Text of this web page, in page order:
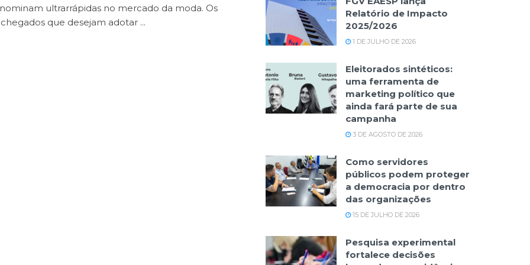
ultrarrápidas no mercado da moda. Os
que desejam adotar ...
Relatório de Impacto
2025/2026
1 DE JULHO DE 2026
Eleitorados sintéticos:
uma ferramenta de
marketing político que
ainda fará parte de sua
campanha
3 DE AGOSTO DE 2026
Como servidores
públicos podem proteger
a democracia por dentro
das organizações
15 DE JULHO DE 2026
Pesquisa experimental
fortalece decisões